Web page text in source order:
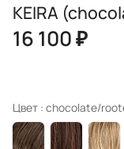
KEIRA
16 100 ₽
Цвет : chocolate/